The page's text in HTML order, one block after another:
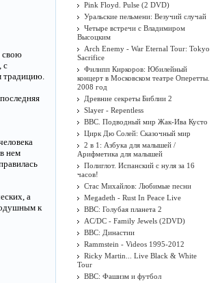
свою
с
традицию.
нем
а
к
Pink Floyd. Pulse (2 DVD)
Уральские пельмени: Везучий случай
Четыре встречи с Владимиром
Высоцким
Arch Enemy - War Eternal Tour: Tokyo
Sacrifice
Филипп Киркоров: Юбилейный
концерт в Московском театре Оперетты.
2008 год
Древние секреты Библии 2
Slayer - Repentless
BBC. Подводный мир Жак-Ива Кусто
Цирк Дю Солей: Сказочный мир
2 в 1: Азбука для малышей /
Арифметика для малышей
Полиглот. Испанский с нуля за 16
часов!
Стас Михайлов: Любимые песни
Megadeth - Rust In Peace Live
BBC: Голубая планета 2
AC/DC - Family Jewels (2DVD)
BBC: Династии
Rammstein - Videos 1995-2012
Ricky Martin... Live Black & White
Tour
BBC: Фашизм и футбол